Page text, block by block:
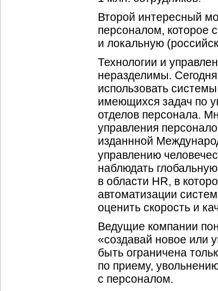
Второй интересный
персоналом, которое
и локальную
Технологии и
неразделимы.
использовать
имеющихся задач по
отделов персонала.
управления
изданнной
управлению
наблюдать
в области HR, в
автоматизации
оценить скорость и
Ведущие компании
«создавай новое или
быть ограничена
по приему,
с персоналом.